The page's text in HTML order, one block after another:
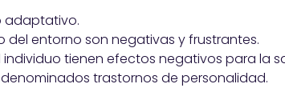
adaptativo.
del entorno son negativas y frustrantes.
tienen efectos negativos para la
trastornos de personalidad.